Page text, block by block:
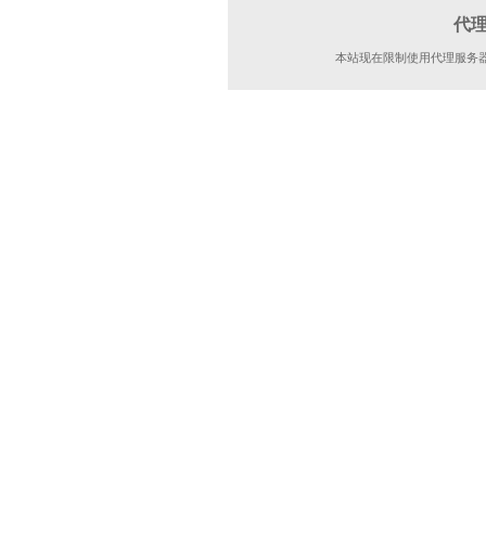
代
本站现在限制使用代理服务